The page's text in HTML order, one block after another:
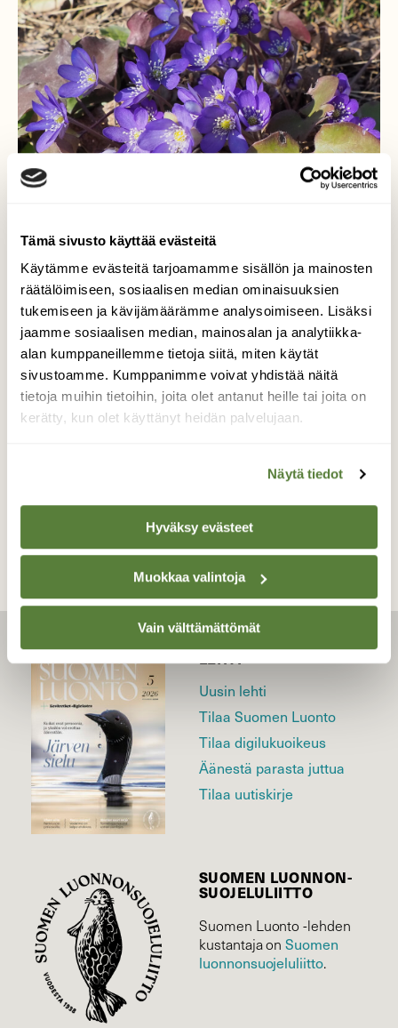
Tämä sivusto käyttää evästeitä
Käytämme evästeitä tarjoamamme sisällön ja mainosten
räätälöimiseen, sosiaalisen median ominaisuuksien
tukemiseen ja kävijämäärämme analysoimiseen. Lisäksi
jaamme sosiaalisen median, mainosalan ja analytiikka-
alan kumppaneillemme tietoja siitä, miten käytät
sivustoamme. Kumppanimme voivat yhdistää näitä
tietoja muihin tietoihin, joita olet antanut heille tai joita on
kerätty, kun olet käyttänyt heidän palvelujaan.
Näytä tiedot
Hyväksy evästeet
Muokkaa valintoja
Vain välttämättömät
Sinivuokkojen aikaan.
Sinivuokot ovat jo runsastuneet
ensimmäisistä havainnoista ja vihreitä
lehtiäkin löytyy.
Valokuvaaja: Martti Valtonen, Mukkula Lahti
17.4.2023
LEHTI
Uusin lehti
Tilaa Suomen Luonto
Tilaa digilukuoikeus
Äänestä parasta juttua
Tilaa uutiskirje
SUOMEN LUONNON­
SUOJELU­LIITTO
Suomen Luonto -lehden
kustantaja onSuomen
luonnonsuojelu­liitto.